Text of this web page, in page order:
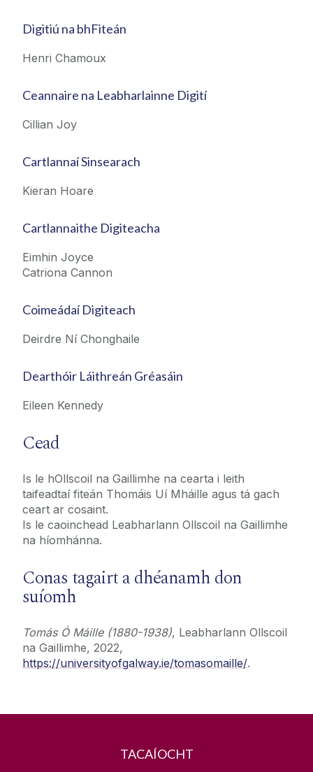
Digitiú na bhFiteán
Henri Chamoux
Ceannaire na Leabharlainne Digití
Cillian Joy
Cartlannaí Sinsearach
Kieran Hoare
Cartlannaithe Digiteacha
Eimhin Joyce
Catriona Cannon
Coimeádaí Digiteach
Deirdre Ní Chonghaile
Dearthóir Láithreán Gréasáin
Eileen Kennedy
Cead
Is le hOllscoil na Gaillimhe na cearta i leith
taifeadtaí fiteán Thomáis Uí Mháille agus tá gach
ceart ar cosaint.
Is le caoinchead Leabharlann Ollscoil na Gaillimhe
na híomhánna.
Conas tagairt a dhéanamh don
suíomh
Tomás Ó Máille (1880-1938), Leabharlann Ollscoil
na Gaillimhe, 2022,
https://universityofgalway.ie/tomasomaille/.
TACAÍOCHT